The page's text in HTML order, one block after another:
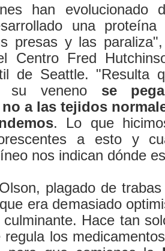
han evolucionado
una
presas y las
Centro Fred
de Seattle. "Resulta
su veneno se
a las tejidos
. Lo que
a esto y
nos indican dónde
plagado de
era demasiado
Hace tan
regula los